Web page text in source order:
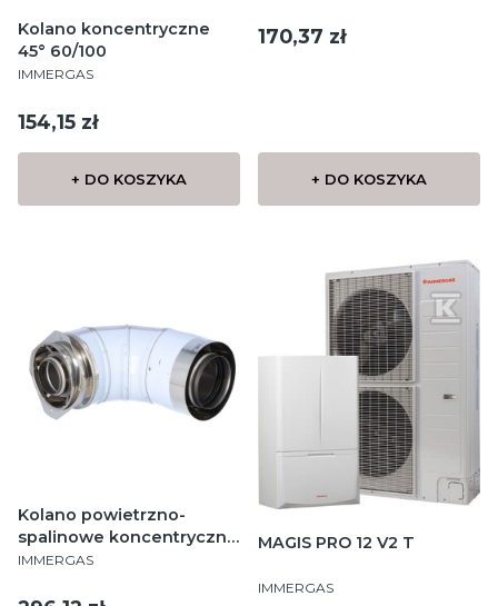
Kolano koncentryczne
45° 60/100
PRODUCENT
IMMERGAS
Cena
154,15 zł
+ DO KOSZYKA
Cena
170,37 zł
+ DO KOSZYKA
Kolano powietrzno-
spalinowe koncentryczne
87° DN80/125 z
PRODUCENT
IMMERGAS
MAGIS PRO 12 V2 T
PRODUCENT
IMMERGAS